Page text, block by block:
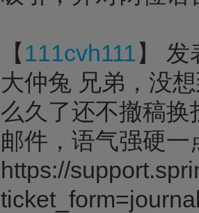
【 111cvh111 】
大仲兔 兄弟，没
么久了还不撤稿
邮件，语气强硬
https://